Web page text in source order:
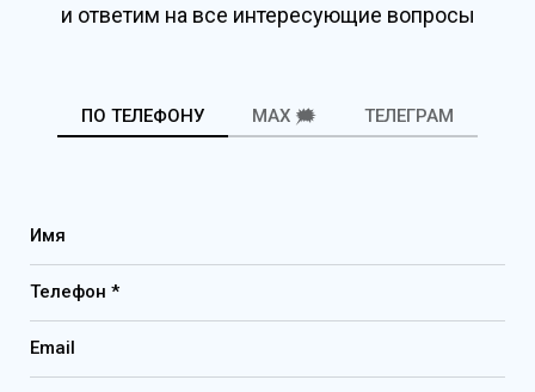
и ответим на все интересующие вопросы
ПО ТЕЛЕФОНУ MAX 🗯️ ТЕЛЕГРАМ
Имя
Телефон *
Email